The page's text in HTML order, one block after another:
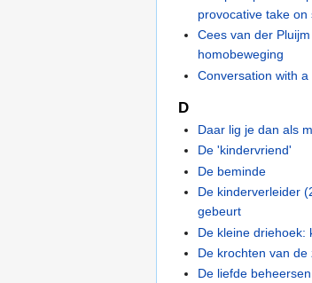
provocative take on
Cees van der
homobeweging
Conversation with
D
Daar lig je dan als
De 'kindervriend'
De beminde
De kinderverleider
gebeurt
De kleine driehoek:
De krochten van de
De liefde beheersen